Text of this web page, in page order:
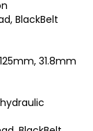
BlackBelt
31.8mm